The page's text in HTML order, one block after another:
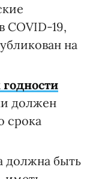
COVID-19,
на
годности
должен
срока
должна быть